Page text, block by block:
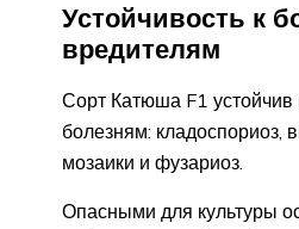
Устойчивость к
вредителям
Сорт Катюша F1 устойчив
болезням: кладоспориоз,
мозаики и фузариоз.
Опасными для культуры